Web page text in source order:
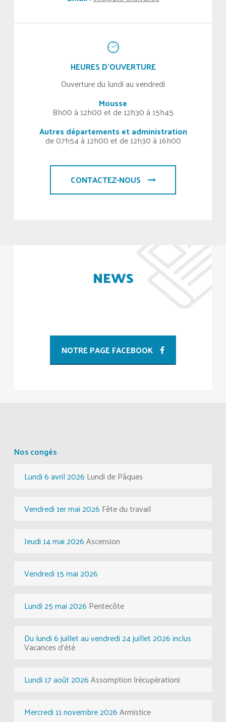
HEURES D'OUVERTURE
Ouverture du lundi au vendredi
Mousse
8h00 à 12h00 et de 12h30 à 15h45
Autres départements et administration
de 07h54 à 12h00 et de 12h30 à 16h00
CONTACTEZ-NOUS
NEWS
NOTRE PAGE FACEBOOK
Nos congés
Lundi 6 avril 2026 Lundi de Pâques
Vendredi 1er mai 2026 Fête du travail
Jeudi 14 mai 2026Ascension
Vendredi 15 mai 2026
Lundi 25 mai 2026 Pentecôte
Du lundi 6 juillet au vendredi 24 juillet 2026 inclus
Vacances d'été
Lundi 17 août 2026Assomption (récupération)
Mercredi 11 novembre 2026Armistice